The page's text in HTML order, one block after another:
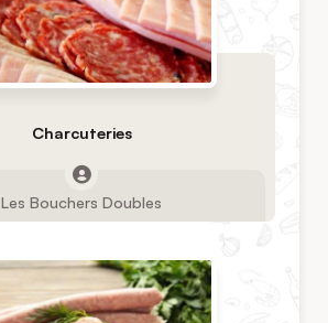
Charcuteries
Les Bouchers Doubles